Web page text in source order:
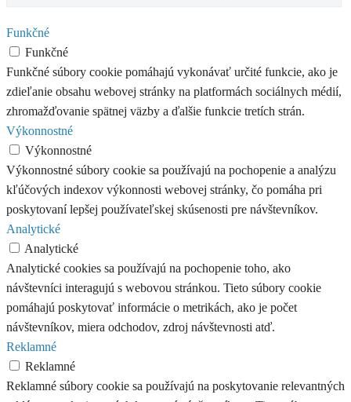
Funkčné
Funkčné
Funkčné súbory cookie pomáhajú vykonávať určité funkcie, ako je
zdieľanie obsahu webovej stránky na platformách sociálnych médií,
zhromažďovanie spätnej väzby a ďalšie funkcie tretích strán.
Výkonnostné
Výkonnostné
Výkonnostné súbory cookie sa používajú na pochopenie a analýzu
kľúčových indexov výkonnosti webovej stránky, čo pomáha pri
poskytovaní lepšej používateľskej skúsenosti pre návštevníkov.
Analytické
Analytické
Analytické cookies sa používajú na pochopenie toho, ako
návštevníci interagujú s webovou stránkou. Tieto súbory cookie
pomáhajú poskytovať informácie o metrikách, ako je počet
návštevníkov, miera odchodov, zdroj návštevnosti atď.
Reklamné
Reklamné
Reklamné súbory cookie sa používajú na poskytovanie relevantných